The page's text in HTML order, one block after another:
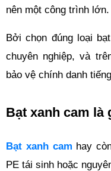
nên một công trình lớn.
Bởi chọn đúng loại
chuyên nghiệp, và
bảo vệ chính danh
Bạt xanh cam là
Bạt xanh cam hay
PE tái sinh hoặc